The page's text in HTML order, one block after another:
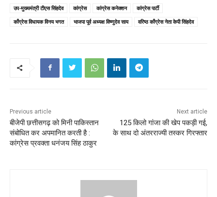
उप-मुख्यमंत्री टीएस सिंहदेव
कांग्रेस कांग्रेस कनेक्शन
कांग्रेस पार्टी
काँग्रेस विधायक विनय भगत
भाजपा पूर्व अध्यक्ष विष्णुदेव साय वरिष्ठ काँग्रेस नेता केपी सिंहदेव
Previous article
बीजेपी छत्तीसगढ़ को मिनी पाकिस्तान
संबोधित कर अपमानित करती है :
कांग्रेस प्रवक्ता धनंजय सिंह ठाकुर
Next article
125 किलो गांजा की खेप पकड़ी गई,
के साथ दो अंतरराज्यी तस्कर गिरफ्तार